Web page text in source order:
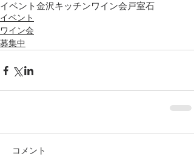
イベント金沢キッチンワイン会 戸室石
イベント
ワイン会
募集中
コメント